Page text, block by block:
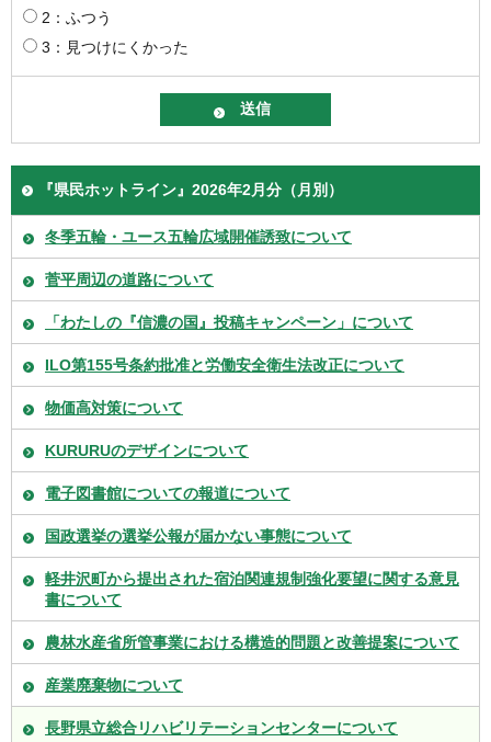
2：ふつう
3：見つけにくかった
『県民ホットライン』2026年2月分（月別）
冬季五輪・ユース五輪広域開催誘致について
菅平周辺の道路について
「わたしの『信濃の国』投稿キャンペーン」について
ILO第155号条約批准と労働安全衛生法改正について
物価高対策について
KURURUのデザインについて
電子図書館についての報道について
国政選挙の選挙公報が届かない事態について
軽井沢町から提出された宿泊関連規制強化要望に関する意見
書について
農林水産省所管事業における構造的問題と改善提案について
産業廃棄物について
長野県立総合リハビリテーションセンターについて